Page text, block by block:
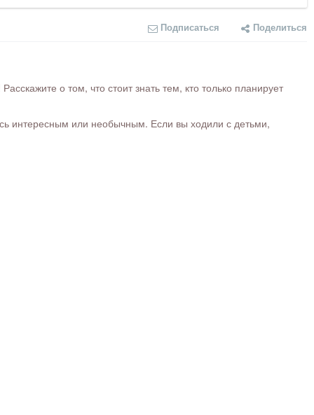
Подписаться Поделиться
о том, что стоит знать тем, кто только планирует
интересным или необычным. Если вы ходили с детьми,